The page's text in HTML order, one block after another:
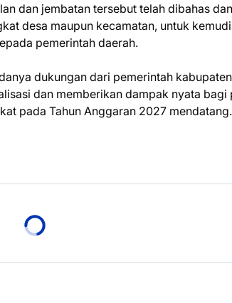
dan jembatan tersebut telah dibahas
desa maupun kecamatan, untuk
pemerintah daerah.
dukungan dari pemerintah
dan memberikan dampak nyata bagi
pada Tahun Anggaran 2027 mendatang.